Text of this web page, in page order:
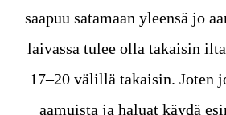
saapuu satamaan yleensä jo
laivassa tulee olla takaisin
17–20 välillä takaisin. Joten
aamuista ja haluat käydä